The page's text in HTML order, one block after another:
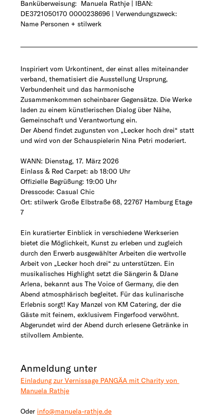
Banküberweisung:  Manuela Rathje | IBAN:
DE3721050170 0000238696 | Verwendungszweck:
Name Personen + stilwerk
Inspiriert vom Urkontinent, der einst alles miteinander
verband, thematisiert die Ausstellung Ursprung,
Verbundenheit und das harmonische
Zusammenkommen scheinbarer Gegensätze. Die Werke
laden zu einem künstlerischen Dialog über Nähe,
Gemeinschaft und Verantwortung ein.
Der Abend findet zugunsten von „Lecker hoch drei“ statt
und wird von der Schauspielerin Nina Petri moderiert.
WANN: Dienstag, 17. März 2026
Einlass & Red Carpet: ab 18:00 Uhr
Offizielle Begrüßung: 19:00 Uhr
Dresscode: Casual Chic
Ort: stilwerk Große Elbstraße 68, 22767 Hamburg Etage
7
Ein kuratierter Einblick in verschiedene Werkserien
bietet die Möglichkeit, Kunst zu erleben und zugleich
durch den Erwerb ausgewählter Arbeiten die wertvolle
Arbeit von „Lecker hoch drei“ zu unterstützen. Ein
musikalisches Highlight setzt die Sängerin & DJane
Arlena, bekannt aus The Voice of Germany, die den
Abend atmosphärisch begleitet. Für das kulinarische
Erlebnis sorgt! Kay Manzel von KM Catering, der die
Gäste mit feinem, exklusivem Fingerfood verwöhnt.
Abgerundet wird der Abend durch erlesene Getränke in
stilvollem Ambiente.
Anmeldung unter
Einladung zur Vernissage PANGÄA mit Charity von
Manuela Rathje
Oder info@manuela-rathje.de